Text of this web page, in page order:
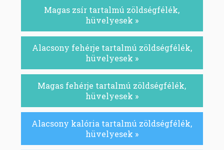
Magas zsír tartalmú zöldségfélék,
hüvelyesek »
Alacsony fehérje tartalmú zöldségfélék,
hüvelyesek »
Magas fehérje tartalmú zöldségfélék,
hüvelyesek »
Alacsony kalória tartalmú zöldségfélék,
hüvelyesek »